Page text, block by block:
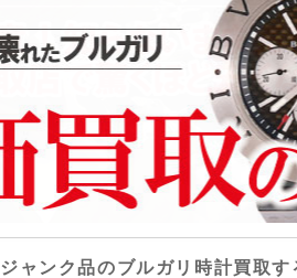
ジャンク品のブルガリ時計買取